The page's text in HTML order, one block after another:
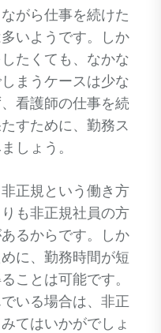
がら仕事を続けた
いようです。しか
たくても、なかな
まうケースは少な
看護師の仕事を続
すために、勤務ス
しょう。
正規という働き方
も非正規社員の方
るからです。しか
に、勤務時間が短
ことは可能です。
いる場合は、非正
てはいかがでしょ